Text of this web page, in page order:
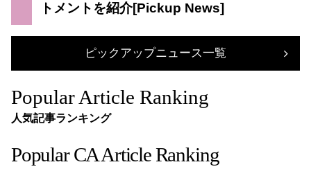
トメントを紹介
ピックアップニュース一覧
Popular Article Ranking
人気記事ランキング
Popular CA Article Ranking